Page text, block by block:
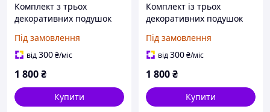
Комплект з трьох
декоративних подушок
35х35см
Під замовлення
від300₴/міс
1 800₴
Купити
Комплект із трьох
декоративних подушок
30х40см
Під замовлення
від300₴/міс
1 800₴
Купити